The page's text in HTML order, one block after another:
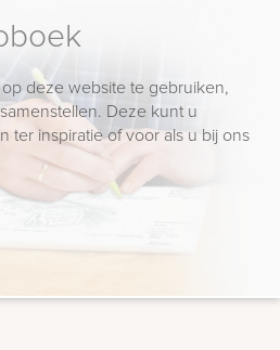
deze website te gebruiken,
Deze kunt u
ter inspiratie of voor als u bij ons